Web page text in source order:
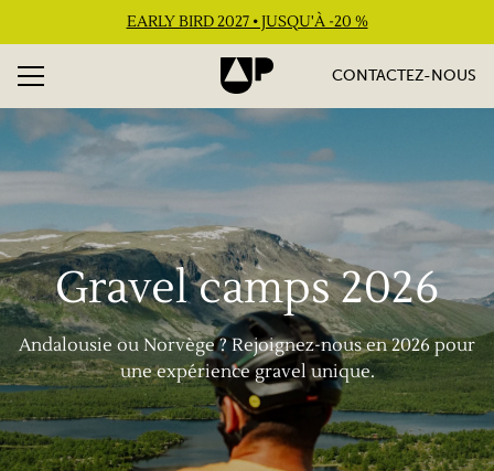
EARLY BIRD 2027 • JUSQU'À -20 %
CONTACTEZ-NOUS
Gravel camps 2026
Andalousie ou Norvège ? Rejoignez-nous en 2026 pour
une expérience gravel unique.